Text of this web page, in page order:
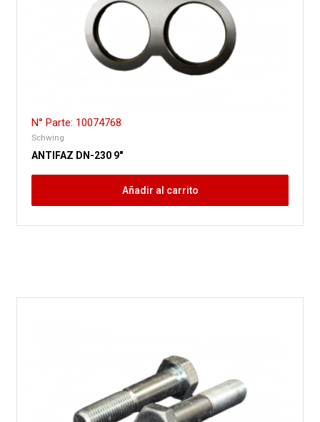
N° Parte: 10074768
Schwing
ANTIFAZ DN-230 9″
Añadir al carrito